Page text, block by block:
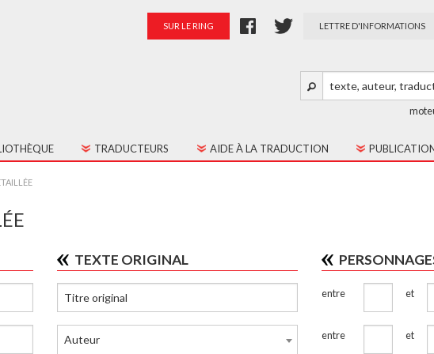
SUR LE RING LETTRE D'INFORMATIONS
LES TEXTES
JEUNE PUBLIC
TRADUCTEURS AIDE À LA TRADUCTION
TEXTE ORIGINAL
Auteur
entre et
entre et